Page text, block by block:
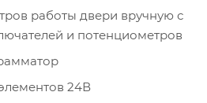
работы двери вручную с
и потенциометров
24В